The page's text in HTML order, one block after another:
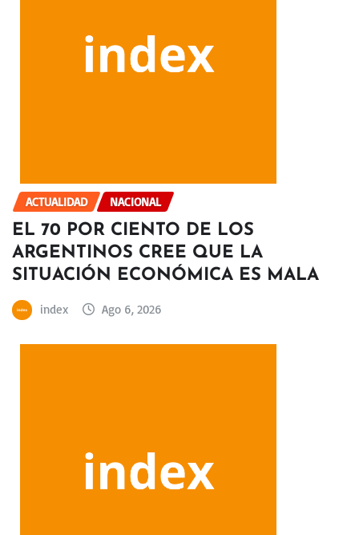
ACTUALIDAD NACIONAL
EL 70 POR CIENTO DE LOS
ARGENTINOS CREE QUE LA
SITUACIÓN ECONÓMICA ES MALA
index Ago 6, 2026